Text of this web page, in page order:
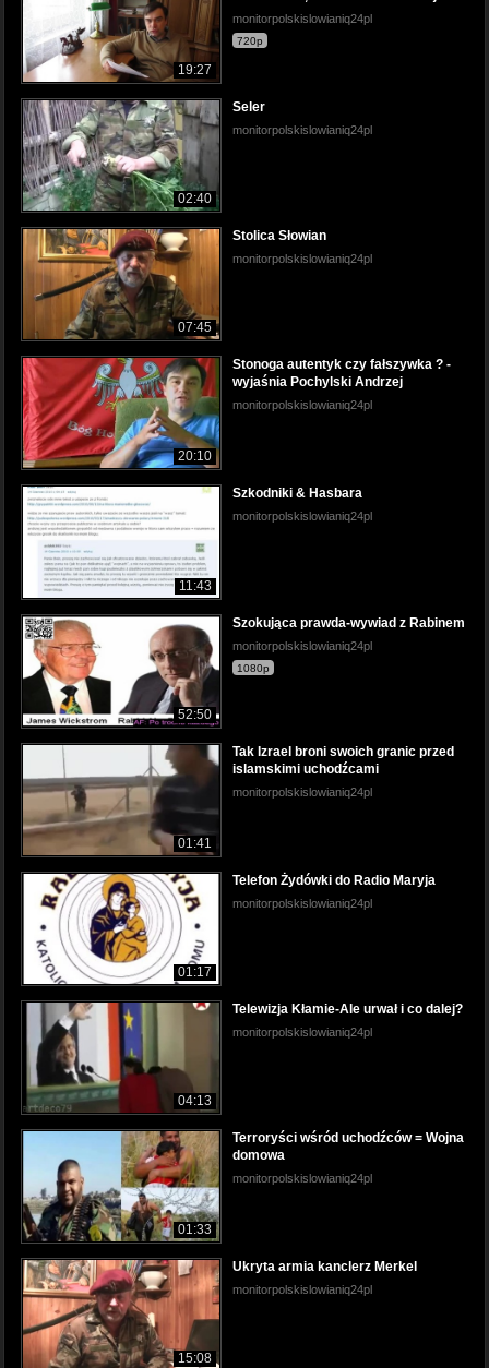
19:27
monitorpolskislowianiq24pl
720p
02:40
Seler
monitorpolskislowianiq24pl
07:45
Stolica Słowian
monitorpolskislowianiq24pl
20:10
Stonoga autentyk czy fałszywka ? -
wyjaśnia Pochylski Andrzej
monitorpolskislowianiq24pl
11:43
Szkodniki & Hasbara
monitorpolskislowianiq24pl
52:50
Szokująca prawda-wywiad z Rabinem
monitorpolskislowianiq24pl
1080p
01:41
Tak Izrael broni swoich granic przed
islamskimi uchodźcami
monitorpolskislowianiq24pl
01:17
Telefon Żydówki do Radio Maryja
monitorpolskislowianiq24pl
04:13
Telewizja Kłamie-Ale urwał i co dalej?
monitorpolskislowianiq24pl
01:33
Terroryści wśród uchodźców = Wojna
domowa
monitorpolskislowianiq24pl
15:08
Ukryta armia kanclerz Merkel
monitorpolskislowianiq24pl